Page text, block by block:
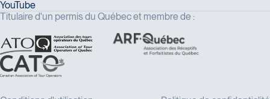
Titulaire d'un permis du Québec et membre de :